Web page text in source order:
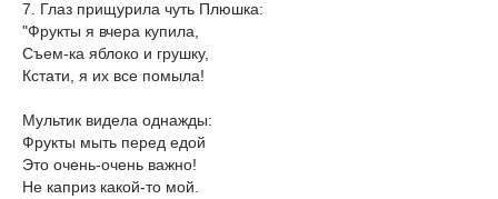
7. Глаз прищурила чуть Плюшка:
"Фрукты я вчера купила,
Съем-ка яблоко и грушку,
Кстати, я их все помыла!
Мультик видела однажды:
Фрукты мыть перед едой
Это очень-очень важно!
Не каприз какой-то мой.